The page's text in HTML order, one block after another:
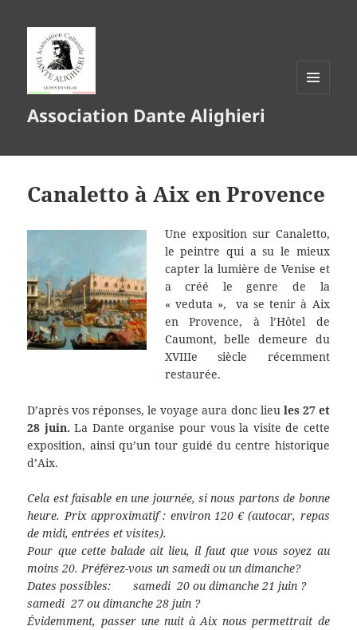
Association Dante Alighieri
Canaletto à Aix en Provence
Une exposition sur Canaletto,
le peintre qui a su le mieux
capter la lumière de Venise et
a créé le genre de la
« veduta », va se tenir à Aix
en Provence, à l’Hôtel de
Caumont, belle demeure du
XVIIIe siècle récemment
restaurée.
D’après vos réponses, le voyage aura donc lieu les 27 et
28 juin. La Dante organise pour vous la visite de cette
exposition, ainsi qu’un tour guidé du centre historique
d’Aix.
Cela est faisable en une journée, si nous partons de bonne
heure. Prix approximatif : environ 120 € (autocar, repas
de midi, entrées et visites).
Pour que cette balade ait lieu, il faut que vous soyez au
moins 20. Préférez-vous un samedi ou un dimanche?
Dates possibles: samedi 20 ou dimanche 21 juin ?
samedi 27 ou dimanche 28 juin ?
Évidemment, passer une nuit à Aix nous permettrait de